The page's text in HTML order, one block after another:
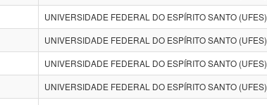
UNIVERSIDADE FEDERAL DO ESPÍRITO SANTO (UFES)
UNIVERSIDADE FEDERAL DO ESPÍRITO SANTO (UFES)
UNIVERSIDADE FEDERAL DO ESPÍRITO SANTO (UFES)
UNIVERSIDADE FEDERAL DO ESPÍRITO SANTO (UFES)